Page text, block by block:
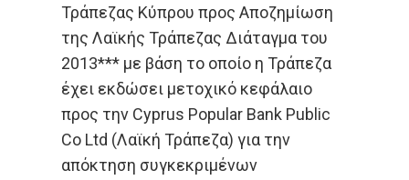
Τράπεζας Κύπρου προς Αποζημίωση
της Λαϊκής Τράπεζας Διάταγμα του
2013*** με βάση το οποίο η Τράπεζα
έχει εκδώσει μετοχικό κεφάλαιο
προς την Cyprus Popular Bank Public
Co Ltd (Λαϊκή Τράπεζα) για την
απόκτηση συγκεκριμένων